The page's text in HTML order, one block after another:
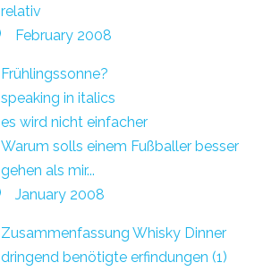
relativ
February 2008
Frühlingssonne?
speaking in italics
es wird nicht einfacher
Warum solls einem Fußballer besser
gehen als mir...
January 2008
Zusammenfassung Whisky Dinner
dringend benötigte erfindungen (1)